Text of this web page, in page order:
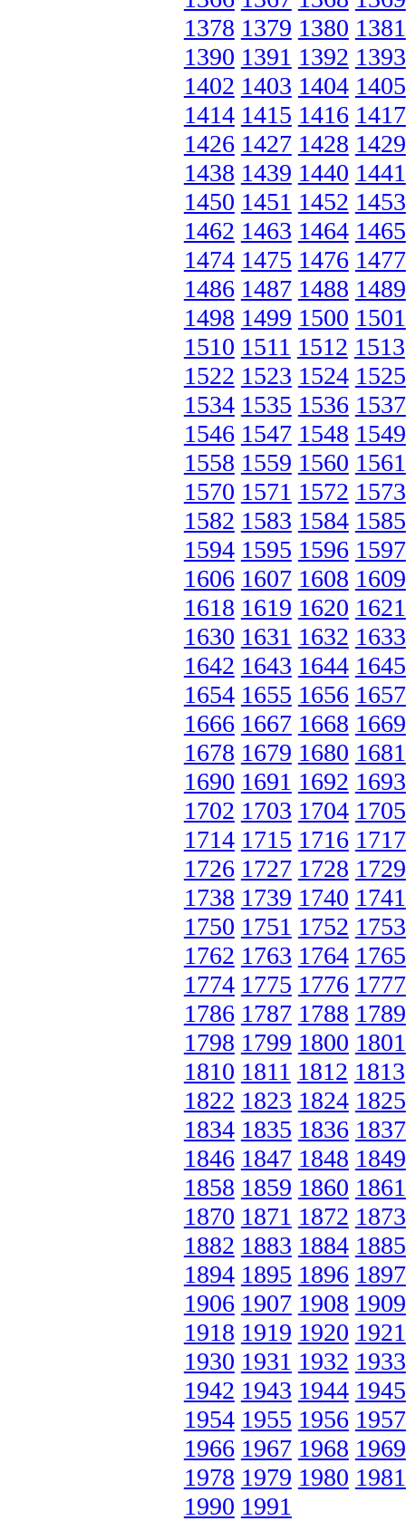
1378 1379 1380 1381
1390 1391 1392 1393
1402 1403 1404 1405
1414 1415 1416 1417
1426 1427 1428 1429
1438 1439 1440 1441
1450 1451 1452 1453
1462 1463 1464 1465
1474 1475 1476 1477
1486 1487 1488 1489
1498 1499 1500 1501
1510 1511 1512 1513
1522 1523 1524 1525
1534 1535 1536 1537
1546 1547 1548 1549
1558 1559 1560 1561
1570 1571 1572 1573
1582 1583 1584 1585
1594 1595 1596 1597
1606 1607 1608 1609
1618 1619 1620 1621
1630 1631 1632 1633
1642 1643 1644 1645
1654 1655 1656 1657
1666 1667 1668 1669
1678 1679 1680 1681
1690 1691 1692 1693
1702 1703 1704 1705
1714 1715 1716 1717
1726 1727 1728 1729
1738 1739 1740 1741
1750 1751 1752 1753
1762 1763 1764 1765
1774 1775 1776 1777
1786 1787 1788 1789
1798 1799 1800 1801
1810 1811 1812 1813
1822 1823 1824 1825
1834 1835 1836 1837
1846 1847 1848 1849
1858 1859 1860 1861
1870 1871 1872 1873
1882 1883 1884 1885
1894 1895 1896 1897
1906 1907 1908 1909
1918 1919 1920 1921
1930 1931 1932 1933
1942 1943 1944 1945
1954 1955 1956 1957
1966 1967 1968 1969
1978 1979 1980 1981
1990 1991